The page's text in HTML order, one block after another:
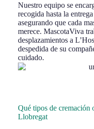
Nuestro equipo se
recogida hasta la
asegurando que cada
merece. MascotaViva
desplazamientos a
despedida de su
cuidado.
Qué tipos de cremación
Llobregat